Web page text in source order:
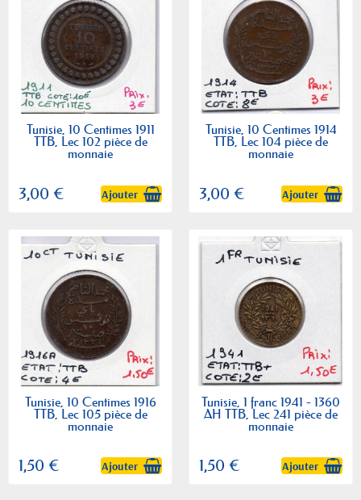
Tunisie, 10 Centimes 1911
TTB, Lec 102 pièce de
monnaie
3,00 € Ajouter
Tunisie, 10 Centimes 1914
TTB, Lec 104 pièce de
monnaie
3,00 € Ajouter
Tunisie, 10 Centimes 1916
TTB, Lec 105 pièce de
monnaie
1,50 € Ajouter
Tunisie, 1 franc 1941 - 1360
AH TTB, Lec 241 pièce de
monnaie
1,50 € Ajouter